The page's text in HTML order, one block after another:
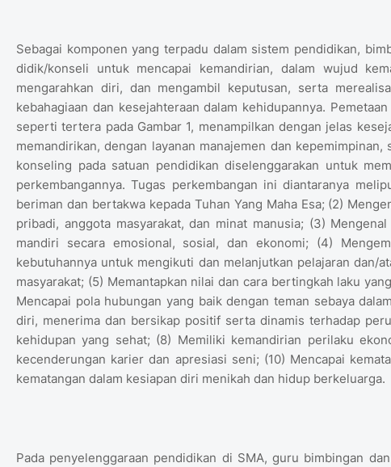
Sebagai komponen yang terpadu dalam sistem pendidikan,
didik/konseli untuk mencapai kemandirian, dalam wujud
mengarahkan diri, dan mengambil keputusan, serta
kebahagiaan dan kesejahteraan dalam kehidupannya.
seperti tertera pada Gambar 1, menampilkan dengan jelas
memandirikan, dengan layanan manajemen dan
konseling pada satuan pendidikan diselenggarakan untuk
perkembangannya. Tugas perkembangan ini diantaranya
beriman dan bertakwa kepada Tuhan Yang Maha Esa; (2)
pribadi, anggota masyarakat, dan minat manusia; (3)
mandiri secara emosional, sosial, dan ekonomi; (4)
kebutuhannya untuk mengikuti dan melanjutkan pelajaran dan/
masyarakat; (5) Memantapkan nilai dan cara bertingkah laku
Mencapai pola hubungan yang baik dengan teman sebaya
diri, menerima dan bersikap positif serta dinamis terhadap
kehidupan yang sehat; (8) Memiliki kemandirian perilaku
kecenderungan karier dan apresiasi seni; (10) Mencapai
kematangan dalam kesiapan diri menikah dan hidup berkeluarga.
Pada penyelenggaraan pendidikan di SMA, guru bimbingan